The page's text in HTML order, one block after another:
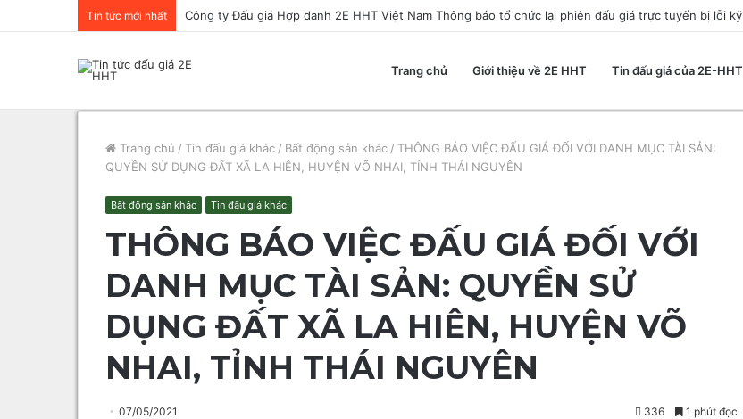
Tin tức mới nhất
Trang chủ Giới thiệu về 2E HHT Tin đấu giá của 2E-HHT
Trang chủ / Tin đấu giá khác / Bất động sản khác / THÔNG BÁO VIỆC ĐẤU GIÁ ĐỐI VỚI DANH MỤC TÀI SẢN:
QUYỀN SỬ DỤNG ĐẤT XÃ LA HIÊN, HUYỆN VÕ NHAI, TỈNH THÁI NGUYÊN
Bất động sản khác Tin đấu giá khác
THÔNG BÁO VIỆC ĐẤU GIÁ ĐỐI VỚI
DANH MỤC TÀI SẢN: QUYỀN SỬ
DỤNG ĐẤT XÃ LA HIÊN, HUYỆN VÕ
NHAI, TỈNH THÁI NGUYÊN
07/05/2021 336 1 phút đọc